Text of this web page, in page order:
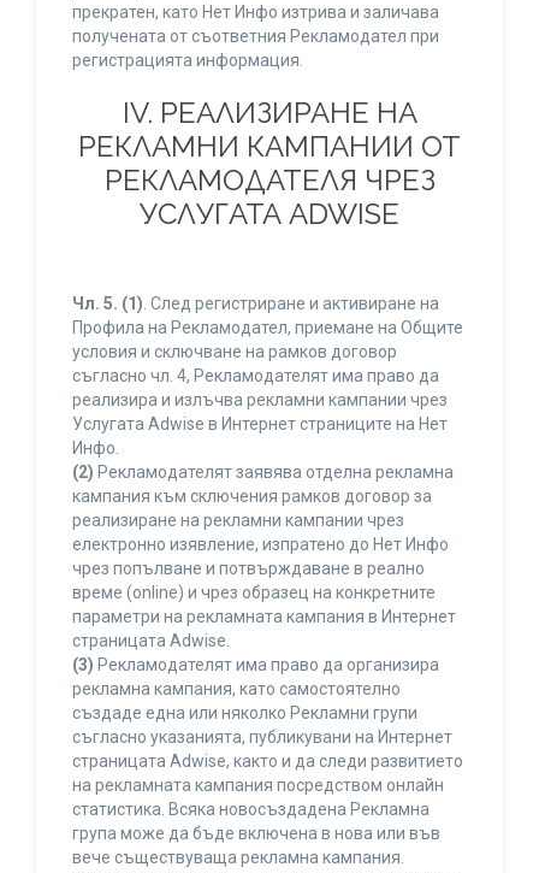
прекратен, като Нет Инфо изтрива и заличава
получената от съответния Рекламодател при
регистрацията информация.
IV. РЕАЛИЗИРАНЕ НА
РЕКЛАМНИ КАМПАНИИ ОТ
РЕКЛАМОДАТЕЛЯ ЧРЕЗ
УСЛУГАТА ADWISE
Чл. 5. (1). След регистриране и активиране на
Профила на Рекламодател, приемане на Общите
условия и сключване на рамков договор
съгласно чл. 4, Рекламодателят има право да
реализира и излъчва рекламни кампании чрез
Услугата Adwise в Интернет страниците на Нет
Инфо.
(2) Рекламодателят заявява отделна рекламна
кампания към сключения рамков договор за
реализиране на рекламни кампании чрез
електронно изявление, изпратено до Нет Инфо
чрез попълване и потвърждаване в реално
време (online) и чрез образец на конкретните
параметри на рекламната кампания в Интернет
страницата Adwise.
(3) Рекламодателят има право да организира
рекламна кампания, като самостоятелно
създаде една или няколко Рекламни групи
съгласно указанията, публикувани на Интернет
страницата Adwise, както и да следи развитието
на рекламната кампания посредством онлайн
статистика. Всяка новосъздадена Рекламна
група може да бъде включена в нова или във
вече съществуваща рекламна кампания.